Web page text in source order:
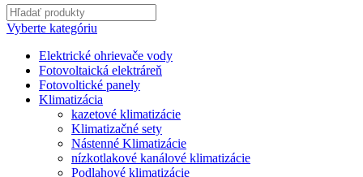
Vyberte kategóriu
Elektrické ohrievače vody
Fotovoltaická elektráreň
Fotovoltické panely
Klimatizácia
kazetové klimatizácie
Klimatizačné sety
Nástenné Klimatizácie
nízkotlakové kanálové klimatizácie
Podlahové klimatizácie